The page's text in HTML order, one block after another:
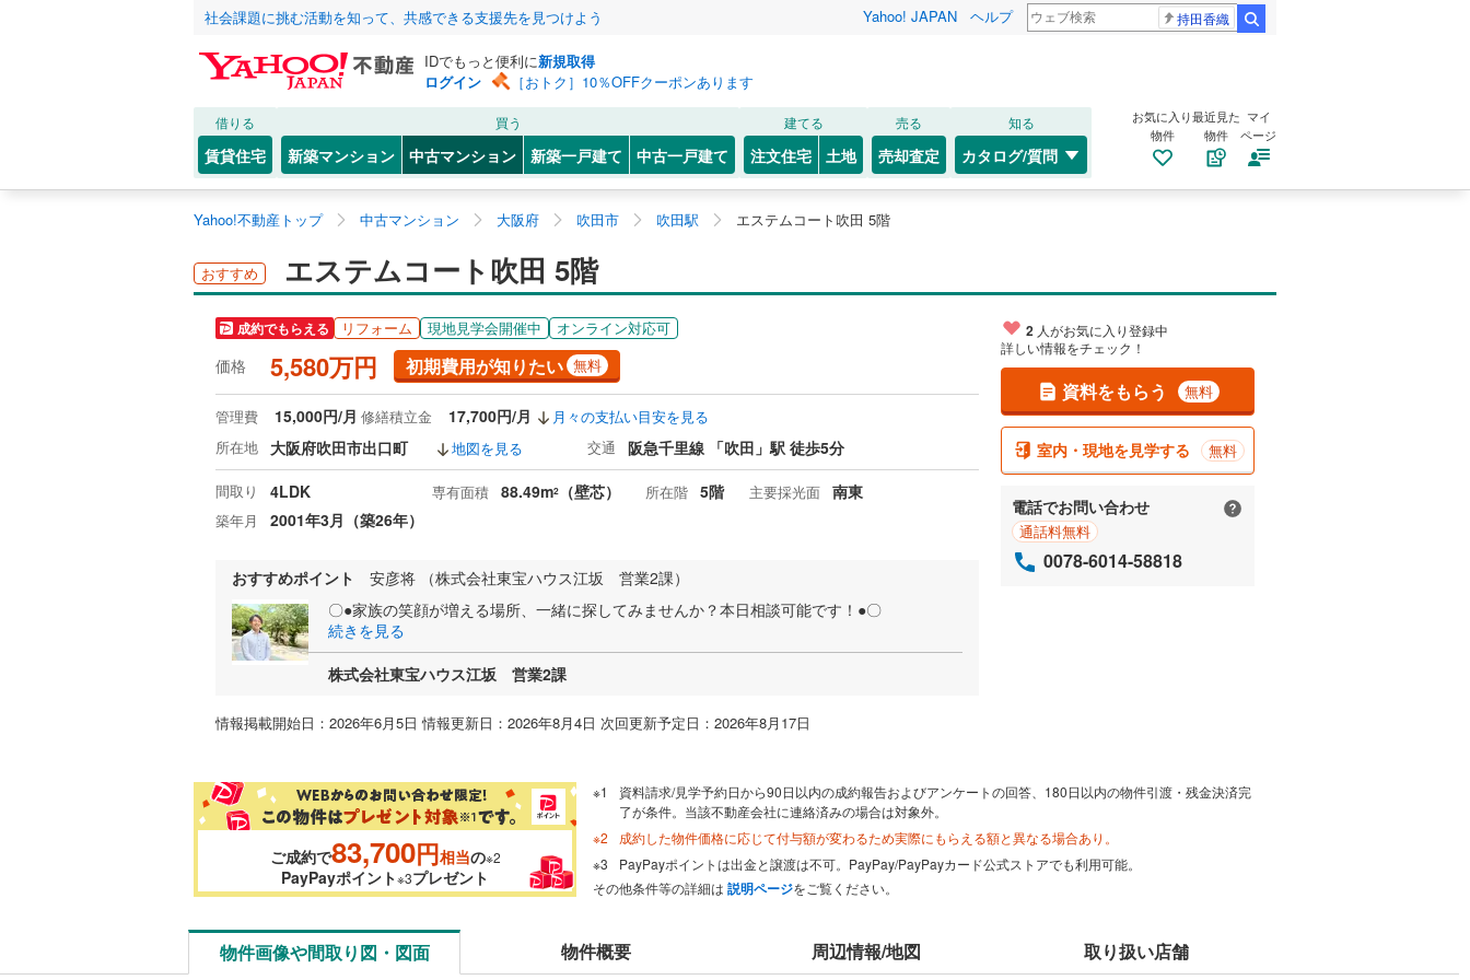
社会課題に挑む活動を知って、共感できる支援先を見つけよう Yahoo! JAPAN ヘルプ 持田香織
IDでもっと便利に新規取得
ログイン
［おトク］10％OFFクーポンあります
借りる
賃貸住宅
買う
新築マンション 中古マンション 新築一戸建て 中古一戸建て
建てる
注文住宅 土地
売る
売却査定
知る
カタログ/質問
お気に入り
物件
最近見た
物件
マイ
ページ
Yahoo!不動産トップ 中古マンション 大阪府 吹田市 吹田駅 エステムコート吹田 5階
おすすめ エステムコート吹田 5階
成約でもらえる リフォーム 現地見学会開催中 オンライン対応可
価格 5,580万円 初期費用が知りたい 無料
管理費 15,000円/月 修繕積立金 17,700円/月
月々の支払い目安を見る
所在地
大阪府吹田市出口町 地図を見る 交通 阪急千里線 「吹田」駅 徒歩5分
間取り 4LDK 専有面積 88.49m2 （壁芯） 所在階 5階 主要採光面 南東
築年月 2001年3月（築26年）
おすすめポイント
安彦将 （株式会社東宝ハウス江坂 営業2課）
〇●家族の笑顔が増える場所、一緒に探してみませんか？本日相談可能です！●〇
続きを見る
株式会社東宝ハウス江坂 営業2課
情報掲載開始日：2026年6月5日 情報更新日：2026年8月4日 次回更新予定日：2026年8月17日
2 人がお気に入り登録中
詳しい情報をチェック！
資料をもらう 無料
室内・現地を見学する 無料
電話でお問い合わせ
通話料無料
0078-6014-58818
ご成約で83,700円相当の※2
PayPayポイント※3プレゼント
資料請求/見学予約日から90日以内の成約報告およびアンケートの回答、180日以内の物件引渡・残金決済完
了が条件。当該不動産会社に連絡済みの場合は対象外。
成約した物件価格に応じて付与額が変わるため実際にもらえる額と異なる場合あり。
PayPayポイントは出金と譲渡は不可。PayPay/PayPayカード公式ストアでも利用可能。
その他条件等の詳細は 説明ページをご覧ください。
物件画像や間取り図・図面 物件概要 周辺情報/地図 取り扱い店舗